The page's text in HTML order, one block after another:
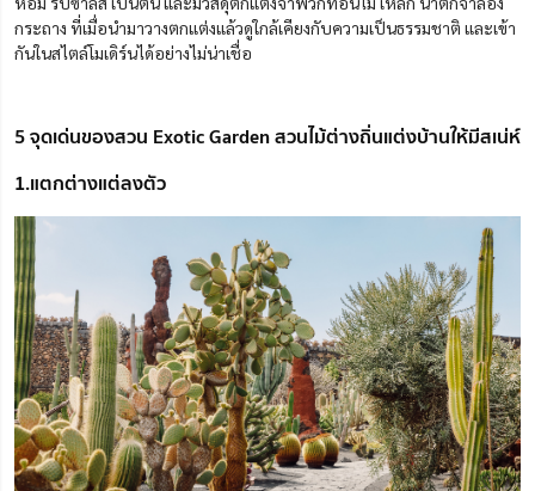
กระถาง ที่เมื่อนำมาวางตกแต่งแล้วดูใกล้เคียงกับความเป็นธรรมชาติ และเข้า
กันในสไตล์โมเดิร์นได้อย่างไม่น่าเชื่อ
5 จุดเด่นของสวน Exotic Garden สวนไม้ต่างถิ่นแต่งบ้านให้มีสเน่ห์
1.แตกต่างแต่ลงตัว